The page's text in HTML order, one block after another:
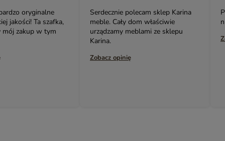
sklep Karina
właściwie
ze sklepu
Polecam. Bardzo oryginalne i
niedrogie meble i nie tylko 👍👍👍
Zobacz opinię